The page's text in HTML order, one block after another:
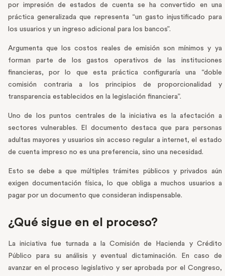
por impresión de estados de cuenta se ha convertido en una
práctica generalizada que representa “un gasto injustificado para
los usuarios y un ingreso adicional para los bancos”.
Argumenta que los costos reales de emisión son mínimos y ya
forman parte de los gastos operativos de las instituciones
financieras, por lo que esta práctica configuraría una “doble
comisión contraria a los principios de proporcionalidad y
transparencia establecidos en la legislación financiera”.
Uno de los puntos centrales de la iniciativa es la afectación a
sectores vulnerables. El documento destaca que para personas
adultas mayores y usuarios sin acceso regular a internet, el estado
de cuenta impreso no es una preferencia, sino una necesidad.
Esto se debe a que múltiples trámites públicos y privados aún
exigen documentación física, lo que obliga a muchos usuarios a
pagar por un documento que consideran indispensable.
¿Qué sigue en el proceso?
La iniciativa fue turnada a la Comisión de Hacienda y Crédito
Público para su análisis y eventual dictaminación. En caso de
avanzar en el proceso legislativo y ser aprobada por el Congreso,